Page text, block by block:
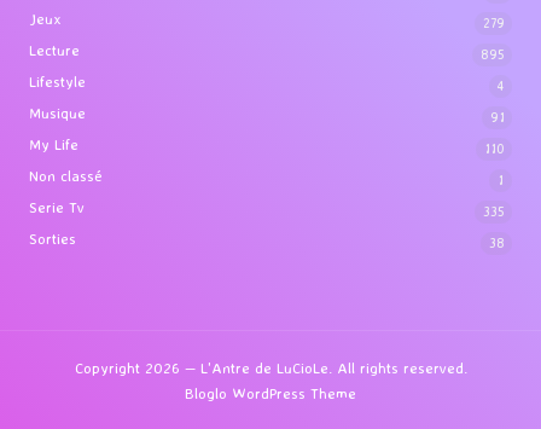
Jeux 279
Lecture 895
Lifestyle 4
Musique 91
My Life 110
Non classé 1
Serie Tv 335
Sorties 38
Copyright 2026 — L'Antre de LuCioLe. All rights reserved.
Bloglo WordPress Theme